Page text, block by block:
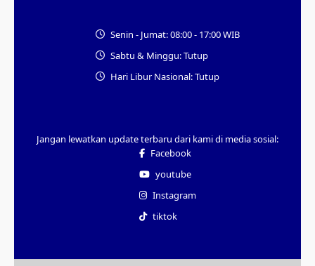
Senin - Jumat: 08:00 - 17:00 WIB
Sabtu & Minggu: Tutup
Hari Libur Nasional: Tutup
Jangan lewatkan update terbaru dari kami di media sosial:
Facebook
youtube
Instagram
tiktok